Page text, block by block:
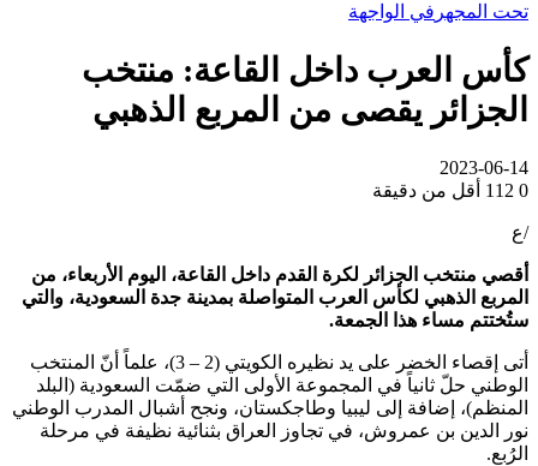
تحت المجهر في الواجهة
كأس العرب داخل القاعة: منتخب
الجزائر يقصى من المربع الذهبي
2023-06-14
0
أقل من دقيقة
/ع
أقصي منتخب الجزائر لكرة القدم داخل القاعة، اليوم الأربعاء، من
المربع الذهبي لكأس العرب المتواصلة بمدينة جدة السعودية، والتي
ستُختتم مساء هذا الجمعة.
أتى إقصاء الخضر على يد نظيره الكويتي (2 – 3)، علماً أنّ المنتخب
الوطني حلّ ثانياً في المجموعة الأولى التي ضمّت السعودية (البلد
المنظم)، إضافة إلى ليبيا وطاجكستان، ونجح أشبال المدرب الوطني
نور الدين بن عمروش، في تجاوز العراق بثنائية نظيفة في مرحلة
الرُبع.